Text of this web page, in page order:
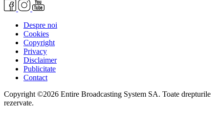
Despre noi
Cookies
Copyright
Privacy
Disclaimer
Publicitate
Contact
Copyright ©2026 Entire Broadcasting System SA. Toate drepturile
rezervate.